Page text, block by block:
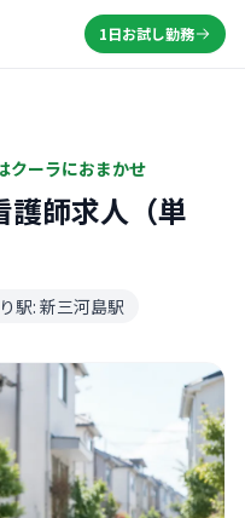
1日お試し勤務
クーラにおまかせ
護師求人（単
駅: 新三河島駅